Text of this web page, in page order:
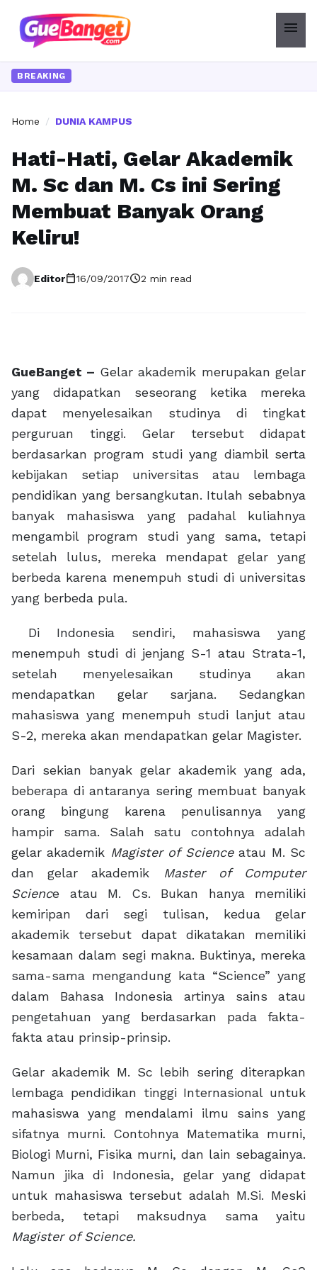
menu
BREAKING
Home / DUNIA KAMPUS
Hati-Hati, Gelar Akademik
M. Sc dan M. Cs ini Sering
Membuat Banyak Orang
Keliru!
Editorcalendar_today16/09/2017schedule2 min read
GueBanget – Gelar akademik merupakan gelar
yang didapatkan seseorang ketika mereka
dapat menyelesaikan studinya di tingkat
perguruan tinggi. Gelar tersebut didapat
berdasarkan program studi yang diambil serta
kebijakan setiap universitas atau lembaga
pendidikan yang bersangkutan. Itulah sebabnya
banyak mahasiswa yang padahal kuliahnya
mengambil program studi yang sama, tetapi
setelah lulus, mereka mendapat gelar yang
berbeda karena menempuh studi di universitas
yang berbeda pula.
Di Indonesia sendiri, mahasiswa yang
menempuh studi di jenjang S-1 atau Strata-1,
setelah menyelesaikan studinya akan
mendapatkan gelar sarjana. Sedangkan
mahasiswa yang menempuh studi lanjut atau
S-2, mereka akan mendapatkan gelar Magister.
Dari sekian banyak gelar akademik yang ada,
beberapa di antaranya sering membuat banyak
orang bingung karena penulisannya yang
hampir sama. Salah satu contohnya adalah
gelar akademik Magister of Scienceatau M. Sc
dan gelar akademik
Master of Computer
Science atau M. Cs. Bukan hanya memiliki
kemiripan dari segi tulisan, kedua gelar
akademik tersebut dapat dikatakan memiliki
kesamaan dalam segi makna. Buktinya, mereka
sama-sama mengandung kata “Science” yang
dalam Bahasa Indonesia artinya sains atau
pengetahuan yang berdasarkan pada fakta-
fakta atau prinsip-prinsip.
Gelar akademik M. Sc lebih sering diterapkan
lembaga pendidikan tinggi Internasional untuk
mahasiswa yang mendalami ilmu sains yang
sifatnya murni. Contohnya Matematika murni,
Biologi Murni, Fisika murni, dan lain sebagainya.
Namun jika di Indonesia, gelar yang didapat
untuk mahasiswa tersebut adalah M.Si. Meski
berbeda, tetapi maksudnya sama yaitu
Magister of Science.